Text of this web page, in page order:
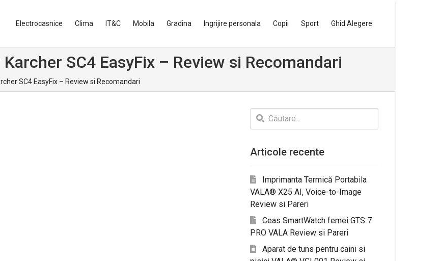
Electrocasnice Clima IT&C Mobila Gradina Ingrijire personala Copii Sport Ghid Alegere
SC4 EasyFix – Review si Recomandari
SC4 EasyFix – Review si Recomandari
Caută
după:
Articole recente
Imprimanta Termică Portabila
VALA® X25 AI, Voice-to-Image
Review si Pareri
Ceas SmartWatch femei GTS 7
PRO VALA Review si Pareri
Aparat de tuns pentru caini si